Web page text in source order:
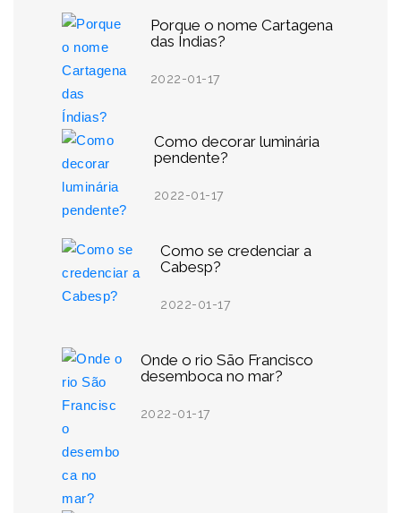
Porque o nome Cartagena
das Índias?
2022-01-17
Como decorar luminária
pendente?
2022-01-17
Como se credenciar a
Cabesp?
2022-01-17
Onde o rio São Francisco
desemboca no mar?
2022-01-17